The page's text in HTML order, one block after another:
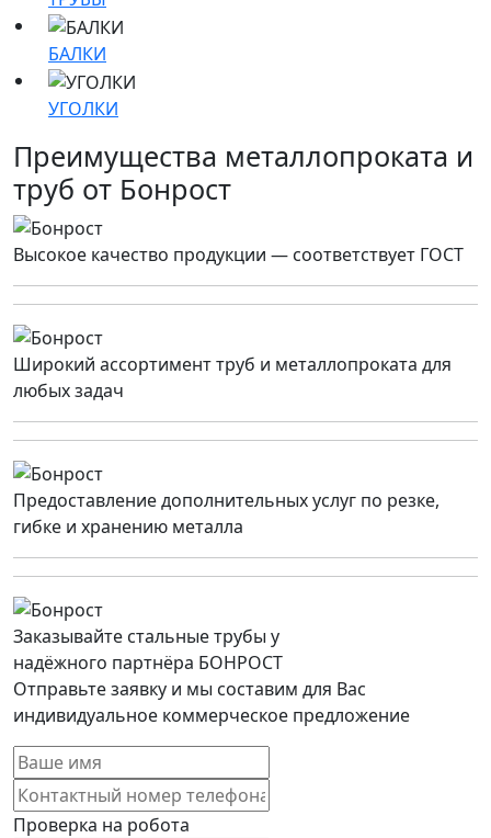
БАЛКИ
УГОЛКИ
Преимущества металлопроката и
труб от Бонрост
Высокое качество продукции — соответствует ГОСТ
Широкий ассортимент труб и металлопроката для
любых задач
Предоставление дополнительных услуг по резке,
гибке и хранению металла
Заказывайте стальные трубы у
надёжного партнёра БОНРОСТ
Отправьте заявку и мы составим для Вас
индивидуальное коммерческое предложение
Проверка на робота